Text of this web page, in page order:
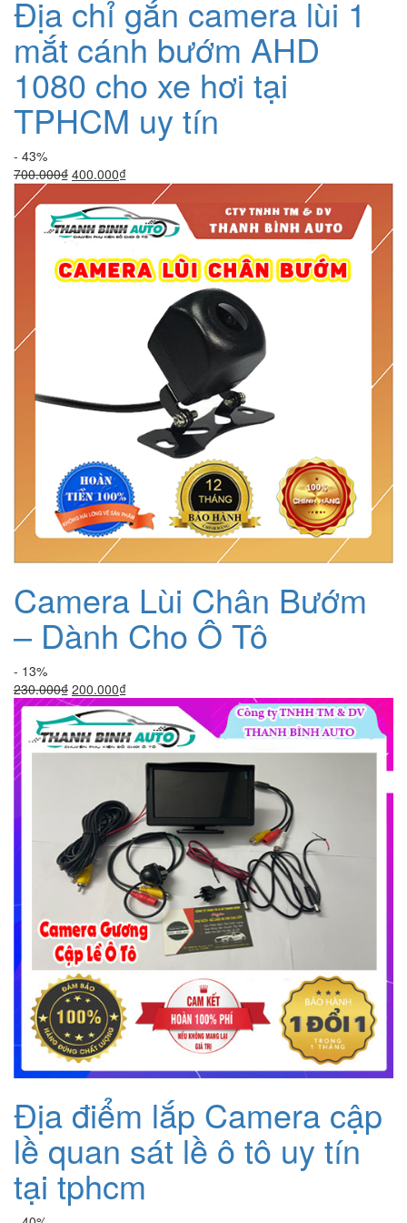
Địa chỉ gắn camera lùi 1
mắt cánh bướm AHD
1080 cho xe hơi tại
TPHCM uy tín
- 43%
700.000₫ Giá
là:
700.000₫.
400.000₫Giá
tại
là:
Camera Lùi Chân Bướm
– Dành Cho Ô Tô
- 13%
230.000₫ Giá
gốc
là:
230.000₫.
200.000₫Giá
hiện
tại
là:
200.000₫.
Địa điểm lắp Camera cập
lề quan sát lề ô tô uy tín
tại tphcm